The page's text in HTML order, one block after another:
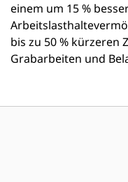
einem um 15 %
bis zu 50 % kürzeren
Grabarbeiten und